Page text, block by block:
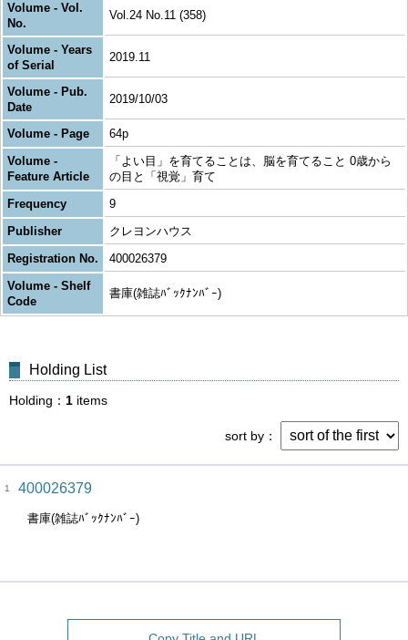
Volume - Vol.
No.
Vol.24 No.11 (358)
Volume - Years
of Serial
2019.11
Volume - Pub.
Date
2019/10/03
Volume - Page
64p
Volume -
Feature Article
「よい目」を育てることは、脳を育てること 0歳から
の目と「視覚」育て
Frequency
9
Publisher
クレヨンハウス
Registration No.
400026379
Volume - Shelf
Code
書庫(雑誌ﾊﾞｯｸﾅﾝﾊﾞｰ)
Holding List
Holding 1 items
sort by
1 400026379
書庫(雑誌ﾊﾞｯｸﾅﾝﾊﾞｰ)